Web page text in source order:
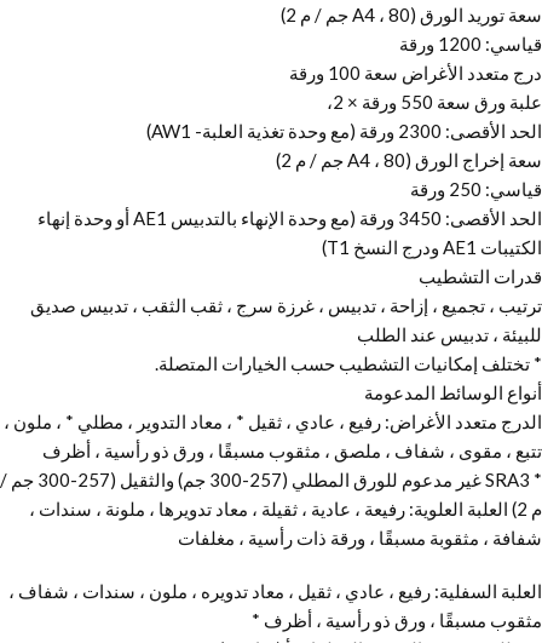
سعة توريد الورق (A4 ، 80 جم / م 2)
قياسي: 1200 ورقة
درج متعدد الأغراض سعة 100 ورقة
علبة ورق سعة 550 ورقة × 2،
الحد الأقصى: 2300 ورقة (مع وحدة تغذية العلبة- AW1)
سعة إخراج الورق (A4 ، 80 جم / م 2)
قياسي: 250 ورقة
الحد الأقصى: 3450 ورقة (مع وحدة الإنهاء بالتدبيس AE1 أو وحدة إنهاء
الكتيبات AE1 ودرج النسخ T1)
قدرات التشطيب
ترتيب ، تجميع ، إزاحة ، تدبيس ، غرزة سرج ، ثقب الثقب ، تدبيس صديق
للبيئة ، تدبيس عند الطلب
* تختلف إمكانيات التشطيب حسب الخيارات المتصلة.
أنواع الوسائط المدعومة
الدرج متعدد الأغراض: رفيع ، عادي ، ثقيل * ، معاد التدوير ، مطلي * ، ملون ،
تتبع ، مقوى ، شفاف ، ملصق ، مثقوب مسبقًا ، ورق ذو رأسية ، أظرف
* SRA3 غير مدعوم للورق المطلي (257-300 جم) والثقيل (257-300 جم /
م 2) العلبة العلوية: رفيعة ، عادية ، ثقيلة ، معاد تدويرها ، ملونة ، سندات ،
شفافة ، مثقوبة مسبقًا ، ورقة ذات رأسية ، مغلفات
العلبة السفلية: رفيع ، عادي ، ثقيل ، معاد تدويره ، ملون ، سندات ، شفاف ،
مثقوب مسبقًا ، ورق ذو رأسية ، أظرف *